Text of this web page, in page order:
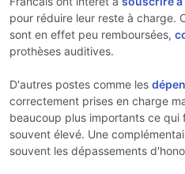
pour réduire leur reste à charge.
sont en effet peu remboursées,
prothèses auditives.
D'autres postes comme les
correctement prises en charge
beaucoup plus importants ce
souvent élevé. Une
souvent les dépassements